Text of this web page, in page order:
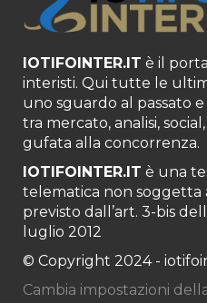
IOTIFOINTER.IT è il
interisti. Qui tutte le
uno sguardo al passato
tra mercato, analisi,
gufata alla concorrenza.
IOTIFOINTER.IT è una
telematica non soggetta
previsto dall’art. 3-bis
luglio 2012
© Copyright 2024 -
Cambia impostazioni